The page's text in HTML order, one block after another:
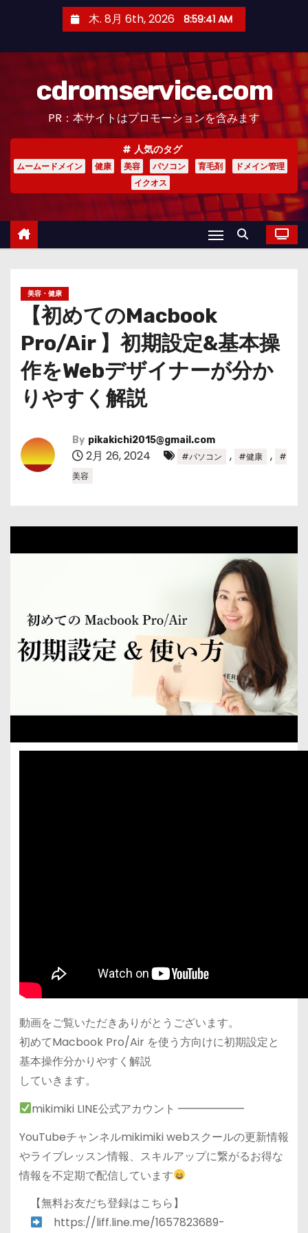
木. 8月 6th, 2026 8:59:43 AM
cdromservice.com
PR：本サイトはプロモーションを含みます
人気のタグ
ムームードメイン 健康 美容 パソコン 育毛剤
ドメイン管理
イクオス
美容・健康
【初めてのMacbook
Pro/Air 】初期設定&基本操
作をWebデザイナーが分か
りやすく解説
By pikakichi2015@gmail.com
2月 26, 2024 #パソコン , #健康 ,
#
美容
動画をご覧いただきありがとうございます。
初めてMacbook Pro/Air を使う方向けに初期設定と
基本操作分かりやすく解説
していきます。
mikimiki LINE公式アカウント ━━━━━━
YouTubeチャンネルmikimiki webスクールの更新情報
やライブレッスン情報、スキルアップに繋がるお得な
情報を不定期で配信しています
【無料お友だち登録はこちら】
https://liff.line.me/1657823689-